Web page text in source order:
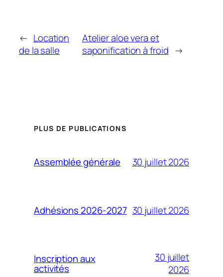
← Location
de la salle
Atelier aloe vera et
saponification à froid →
PLUS DE PUBLICATIONS
Assemblée générale 30 juillet 2026
Adhésions 2026-2027 30 juillet 2026
Inscription aux
activités
30 juillet
2026